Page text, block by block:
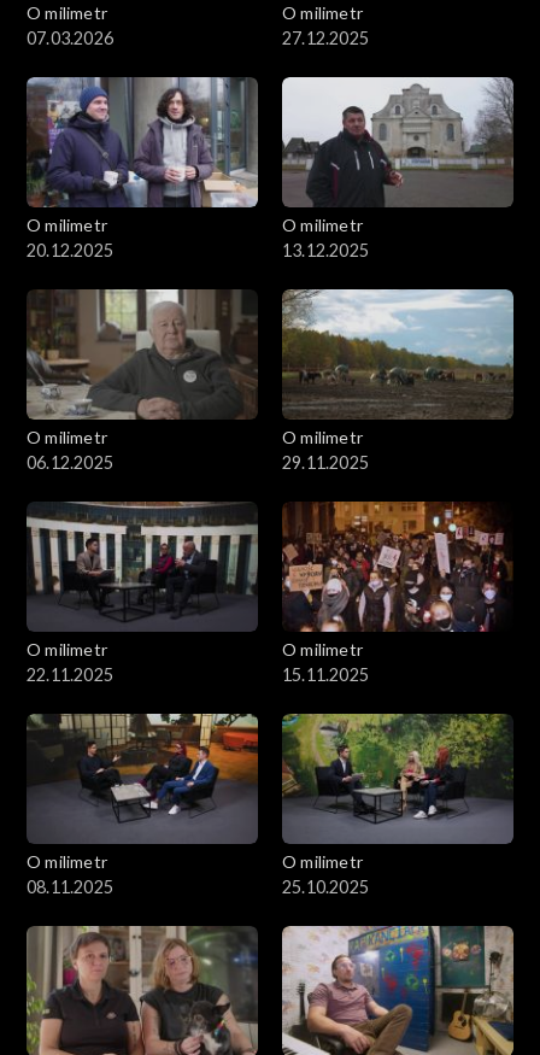
O milimetr
07.03.2026
O milimetr
27.12.2025
O milimetr
20.12.2025
O milimetr
13.12.2025
O milimetr
06.12.2025
O milimetr
29.11.2025
O milimetr
22.11.2025
O milimetr
15.11.2025
O milimetr
08.11.2025
O milimetr
25.10.2025